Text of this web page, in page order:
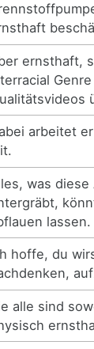
ernsthaft,
arbeitet
was
lassen.
hoffe, du
alle sind